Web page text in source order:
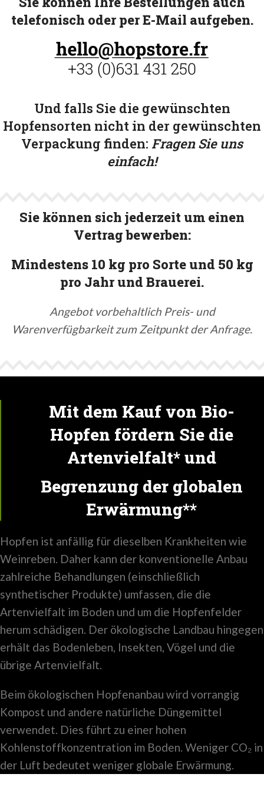
telefonisch oder per E-Mail aufgeben.
Und falls Sie die gewünschten
Hopfensorten nicht in der gewünschten
Verpackung finden: Fragen Sie uns
einfach!
Sie können sich jederzeit um einen
Vertrag bewerben:
Mindestens 10 kg pro Sorte und 50 kg
pro Jahr und Brauerei.
Angebot vorbehaltlich Preis- und
Warenverfügbarkeit zum Zeitpunkt der Anfrage.
Mit dem Kauf von Bio-
Hopfen fördern Sie die
Artenvielfalt* und
Begrenzung der globalen
Erwärmung**
Hopfen ist anfällig für dieselben Krankheiten wie
Weinreben. Daher kann der konventionelle Anbau
zahlreiche Behandlungen (einschließlich
synthetischer Produkte) umfassen, die die
Artenvielfalt im Boden und um die Hopfenfelder
herum schädigen. Der ökologische Landbau hingegen
erhält das Bodenleben, Insekten, Vögel und die
übrige Artenvielfalt.
Beim ökologischen Hopfenanbau wird vorrangig
Kompost und andere natürliche Düngemittel
verwendet. Dies führt zu einer hohen
Kohlenstoffkonzentration im Boden. Weniger CO₂ in
der Luft bedeutet weniger globale Erwärmung.